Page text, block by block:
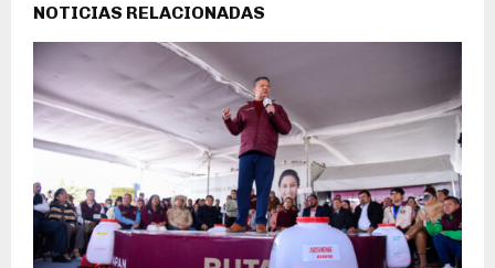
NOTICIAS RELACIONADAS